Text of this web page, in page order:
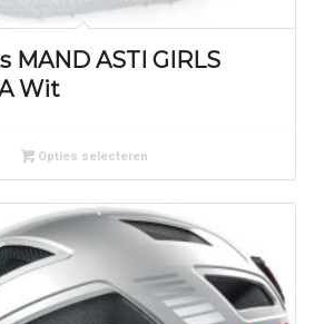
MAND ASTI GIRLS
Wit
Opties selecteren